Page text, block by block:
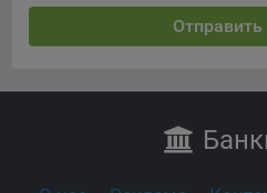
Отправить